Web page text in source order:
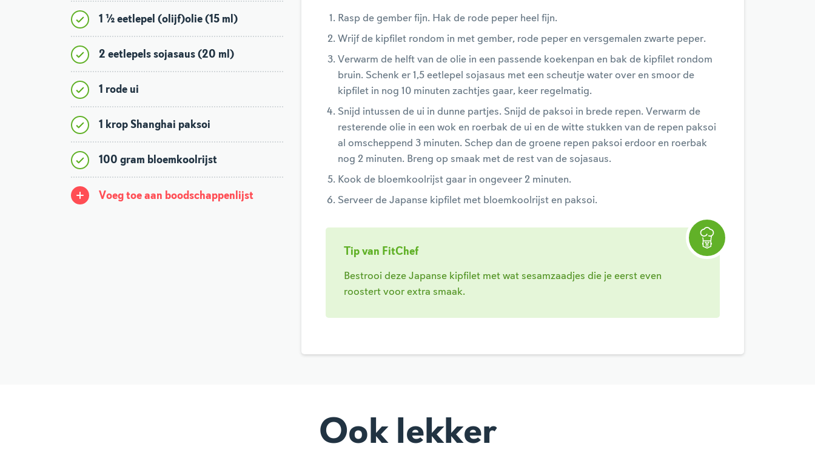
1 ½ eetlepel (olijf)olie (15 ml)
2 eetlepels sojasaus (20 ml)
1 rode ui
1 krop Shanghai paksoi
100 gram bloemkoolrijst
Voeg toe aan boodschappenlijst
Rasp de gember fijn. Hak de rode peper heel fijn.
Wrijf de kipfilet rondom in met gember, rode peper en versgemalen zwarte peper.
Verwarm de helft van de olie in een passende koekenpan en bak de kipfilet rondom
bruin. Schenk er 1,5 eetlepel sojasaus met een scheutje water over en smoor de
kipfilet in nog 10 minuten zachtjes gaar, keer regelmatig.
Snijd intussen de ui in dunne partjes. Snijd de paksoi in brede repen. Verwarm de
resterende olie in een wok en roerbak de ui en de witte stukken van de repen paksoi
al omscheppend 3 minuten. Schep dan de groene repen paksoi erdoor en roerbak
nog 2 minuten. Breng op smaak met de rest van de sojasaus.
Kook de bloemkoolrijst gaar in ongeveer 2 minuten.
Serveer de Japanse kipfilet met bloemkoolrijst en paksoi.
Tip van FitChef
Bestrooi deze Japanse kipfilet met wat sesamzaadjes die je eerst even
roostert voor extra smaak.
Ook lekker